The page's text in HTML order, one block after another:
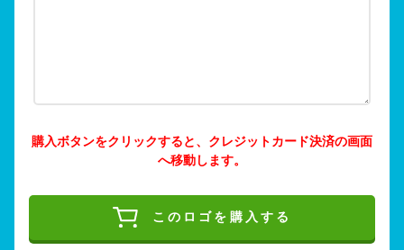
購入ボタンをクリックすると、クレジットカード決済の画面
へ移動します。
このロゴを購入する